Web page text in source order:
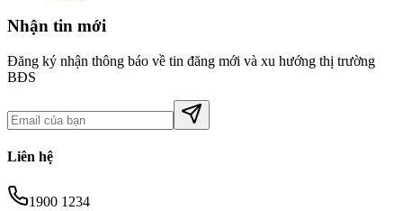
Nhận tin mới
Đăng ký nhận thông báo về tin đăng mới và xu hướng thị trường
BĐS
Liên hệ
1900 1234